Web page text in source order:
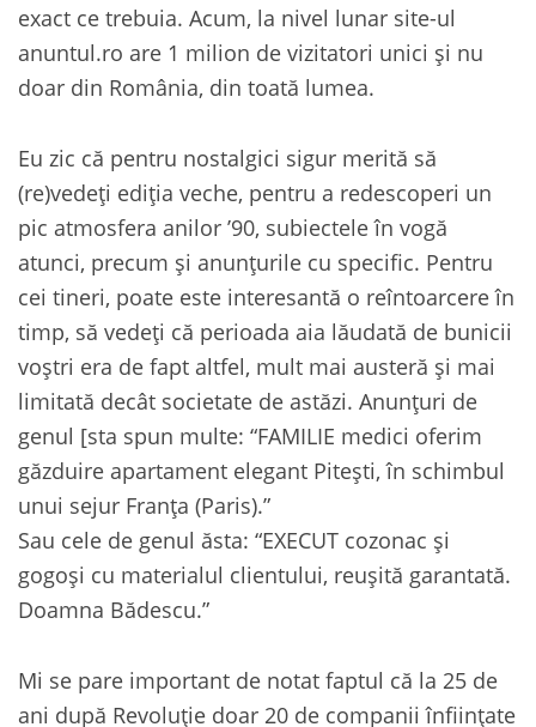
exact ce trebuia. Acum, la nivel lunar site-ul
anuntul.ro are 1 milion de vizitatori unici și nu
doar din România, din toată lumea.
Eu zic că pentru nostalgici sigur merită să
(re)vedeți ediția veche, pentru a redescoperi un
pic atmosfera anilor ’90, subiectele în vogă
atunci, precum și anunțurile cu specific. Pentru
cei tineri, poate este interesantă o reîntoarcere în
timp, să vedeți că perioada aia lăudată de bunicii
voștri era de fapt altfel, mult mai austeră și mai
limitată decât societate de astăzi. Anunțuri de
genul [sta spun multe: “FAMILIE medici oferim
găzduire apartament elegant Pitești, în schimbul
unui sejur Franța (Paris).”
Sau cele de genul ăsta: “EXECUT cozonac și
gogoși cu materialul clientului, reușită garantată.
Doamna Bădescu.”
Mi se pare important de notat faptul că la 25 de
ani după Revoluție doar 20 de companii înființate